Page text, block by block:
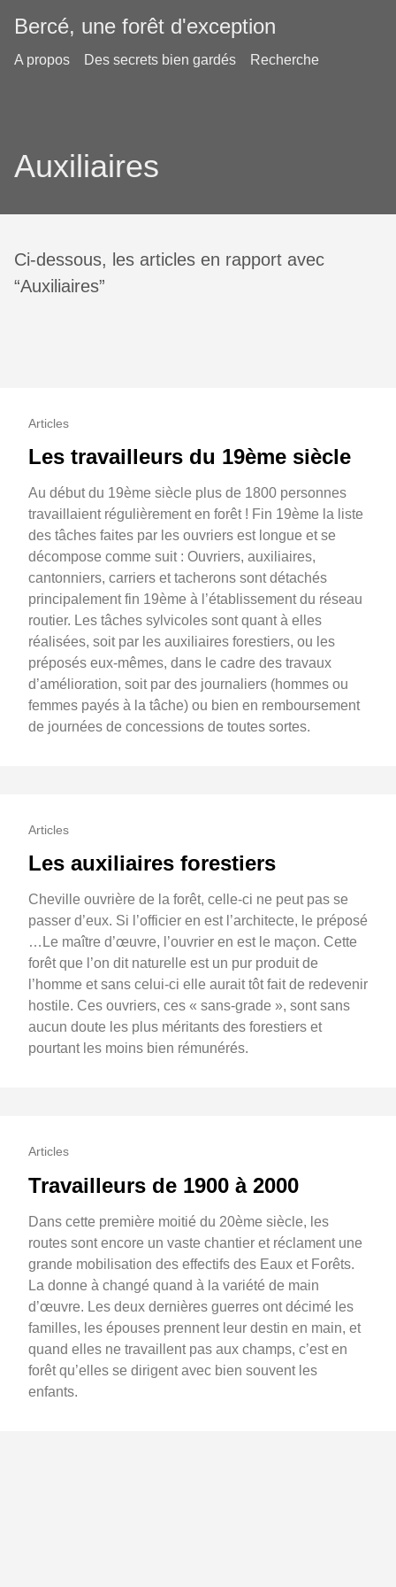
Bercé, une forêt d'exception
A propos Des secrets bien gardés Recherche
Auxiliaires
Ci-dessous, les articles en rapport avec
“Auxiliaires”
Articles
Les travailleurs du 19ème siècle
Au début du 19ème siècle plus de 1800 personnes
travaillaient régulièrement en forêt ! Fin 19ème la liste
des tâches faites par les ouvriers est longue et se
décompose comme suit : Ouvriers, auxiliaires,
cantonniers, carriers et tacherons sont détachés
principalement fin 19ème à l’établissement du réseau
routier. Les tâches sylvicoles sont quant à elles
réalisées, soit par les auxiliaires forestiers, ou les
préposés eux-mêmes, dans le cadre des travaux
d’amélioration, soit par des journaliers (hommes ou
femmes payés à la tâche) ou bien en remboursement
de journées de concessions de toutes sortes.
Articles
Les auxiliaires forestiers
Cheville ouvrière de la forêt, celle-ci ne peut pas se
passer d’eux. Si l’officier en est l’architecte, le préposé
…Le maître d’œuvre, l’ouvrier en est le maçon. Cette
forêt que l’on dit naturelle est un pur produit de
l’homme et sans celui-ci elle aurait tôt fait de redevenir
hostile. Ces ouvriers, ces « sans-grade », sont sans
aucun doute les plus méritants des forestiers et
pourtant les moins bien rémunérés.
Articles
Travailleurs de 1900 à 2000
Dans cette première moitié du 20ème siècle, les
routes sont encore un vaste chantier et réclament une
grande mobilisation des effectifs des Eaux et Forêts.
La donne à changé quand à la variété de main
d’œuvre. Les deux dernières guerres ont décimé les
familles, les épouses prennent leur destin en main, et
quand elles ne travaillent pas aux champs, c’est en
forêt qu’elles se dirigent avec bien souvent les
enfants.